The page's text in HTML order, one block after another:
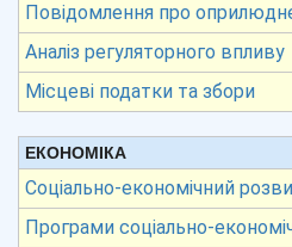
Повідомлення про
Аналіз регуляторного впливу
Місцеві податки та збори
ЕКОНОМІКА
Соціально-економічний
Програми соціально-